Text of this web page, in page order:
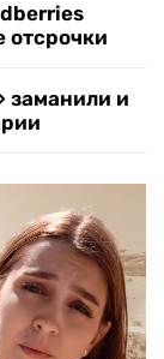
отсрочки
заманили и